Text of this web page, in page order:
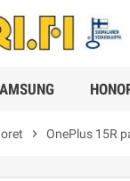
chevron_right OnePlus 15R